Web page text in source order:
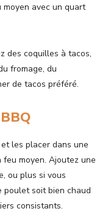
avec un quart
des coquilles à tacos,
fromage, du
de tacos préféré.
les placer dans une
moyen. Ajoutez une
ou plus si vous
poulet soit bien chaud
consistants.